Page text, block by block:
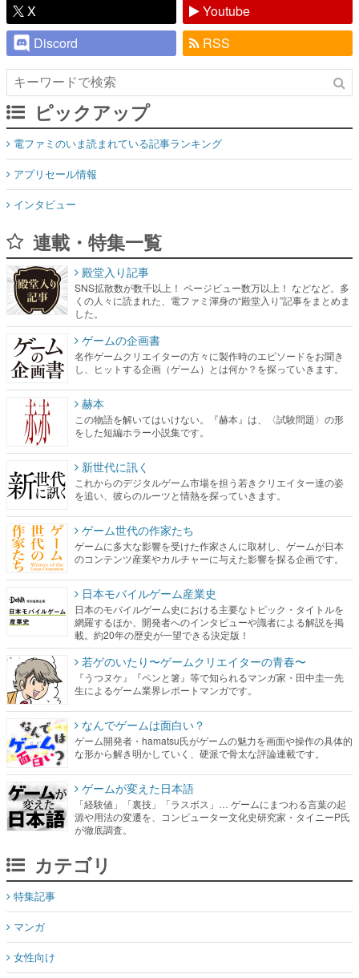
X
Youtube
Discord
RSS
ピックアップ
電ファミのいま読まれている記事ランキング
アプリセール情報
インタビュー
連載・特集一覧
殿堂入り記事
SNS拡散数が数千以上！ ページビュー数万以上！ などなど。多
くの人々に読まれた、電ファミ渾身の“殿堂入り”記事をまとめま
した。
ゲームの企画書
名作ゲームクリエイターの方々に製作時のエピソードをお聞き
し、ヒットする企画（ゲーム）とは何か？を探っていきます。
赫本
この物語を解いてはいけない。『赫本』は、〈試験問題〉の形
をした短編ホラー小説集です。
新世代に訊く
これからのデジタルゲーム市場を担う若きクリエイター達の姿
を追い、彼らのルーツと情熱を探っていきます。
ゲーム世代の作家たち
ゲームに多大な影響を受けた作家さんに取材し、ゲームが日本
のコンテンツ産業やカルチャーに与えた影響を探る企画です。
日本モバイルゲーム産業史
日本のモバイルゲーム史における主要なトピック・タイトルを
網羅するほか、開発者へのインタビューや識者による解説を掲
載。約20年の歴史が一望できる決定版！
若ゲのいたり〜ゲームクリエイターの青春〜
『うつヌケ』『ペンと箸』等で知られるマンガ家・田中圭一先
生によるゲーム業界レポートマンガです。
なんでゲームは面白い？
ゲーム開発者・hamatsu氏がゲームの魅力を画面や操作の具体的
な形から解き明かしていく、硬派で骨太な評論連載です。
ゲームが変えた日本語
「経験値」「裏技」「ラスボス」… ゲームにまつわる言葉の起
源や用法の変遷を、コンピューター文化史研究家・タイニーP氏
が徹底調査。
カテゴリ
特集記事
マンガ
女性向け